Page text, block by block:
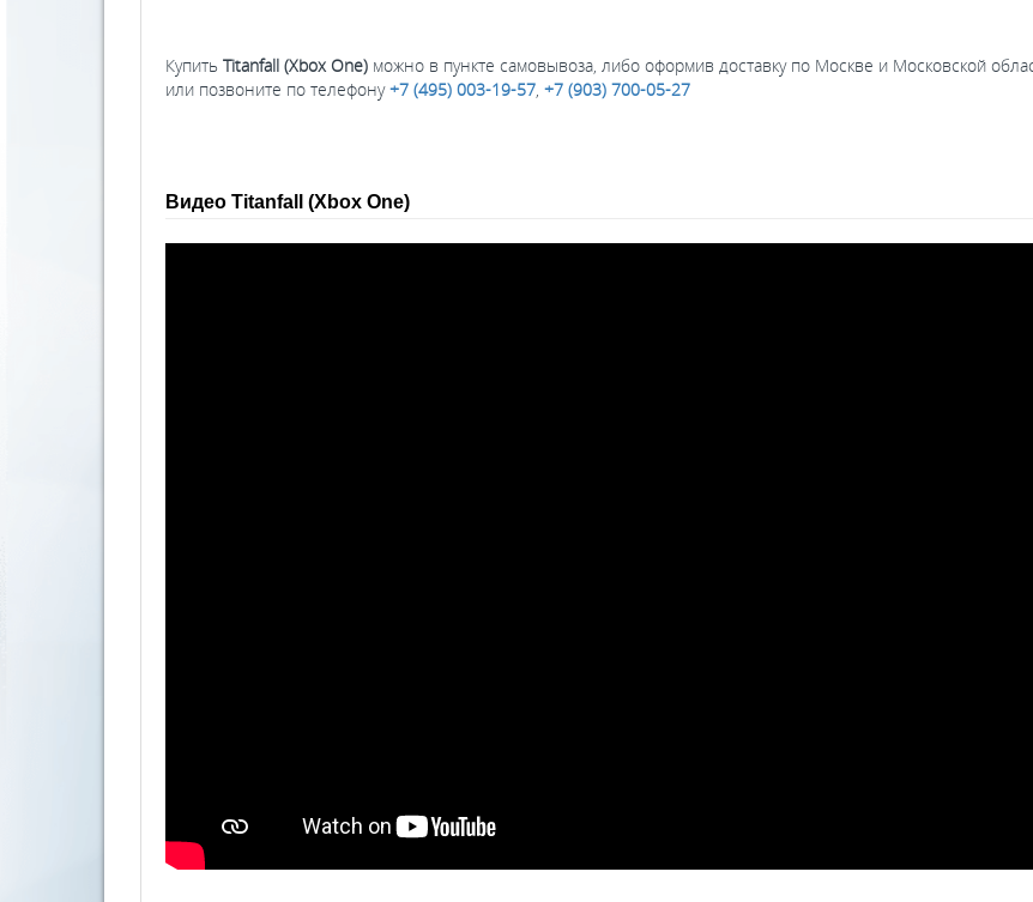
Купить Titanfall (Xbox One) можно в пункте самовывоза, либо оформив доставку по Москве и Московской
или позвоните по телефону+7 (495) 003-19-57 +7 (903) 700-05-27
Видео Titanfall (Xbox One)